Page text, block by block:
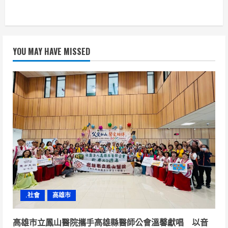
YOU MAY HAVE MISSED
.社會 高雄市
高雄市立鳳山醫院攜手高雄縣醫師公會溫馨獻唱 以音